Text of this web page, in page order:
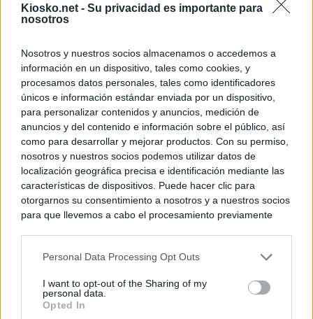
Kiosko.net - Su privacidad es importante para
nosotros
Nosotros y nuestros socios almacenamos o accedemos a
información en un dispositivo, tales como cookies, y
procesamos datos personales, tales como identificadores
únicos e información estándar enviada por un dispositivo,
para personalizar contenidos y anuncios, medición de
anuncios y del contenido e información sobre el público, así
como para desarrollar y mejorar productos. Con su permiso,
nosotros y nuestros socios podemos utilizar datos de
localización geográfica precisa e identificación mediante las
características de dispositivos. Puede hacer clic para
otorgarnos su consentimiento a nosotros y a nuestros socios
para que llevemos a cabo el procesamiento previamente
negar su consentimiento. Tenga en cuenta que algún
de su consentimiento, pero usted tiene el derecho de
rechazar tal procesamiento. Sus preferencias se aplicarán
Personal Data Processing Opt Outs
I want to opt-out of the Sharing of my
personal data.
Opted In